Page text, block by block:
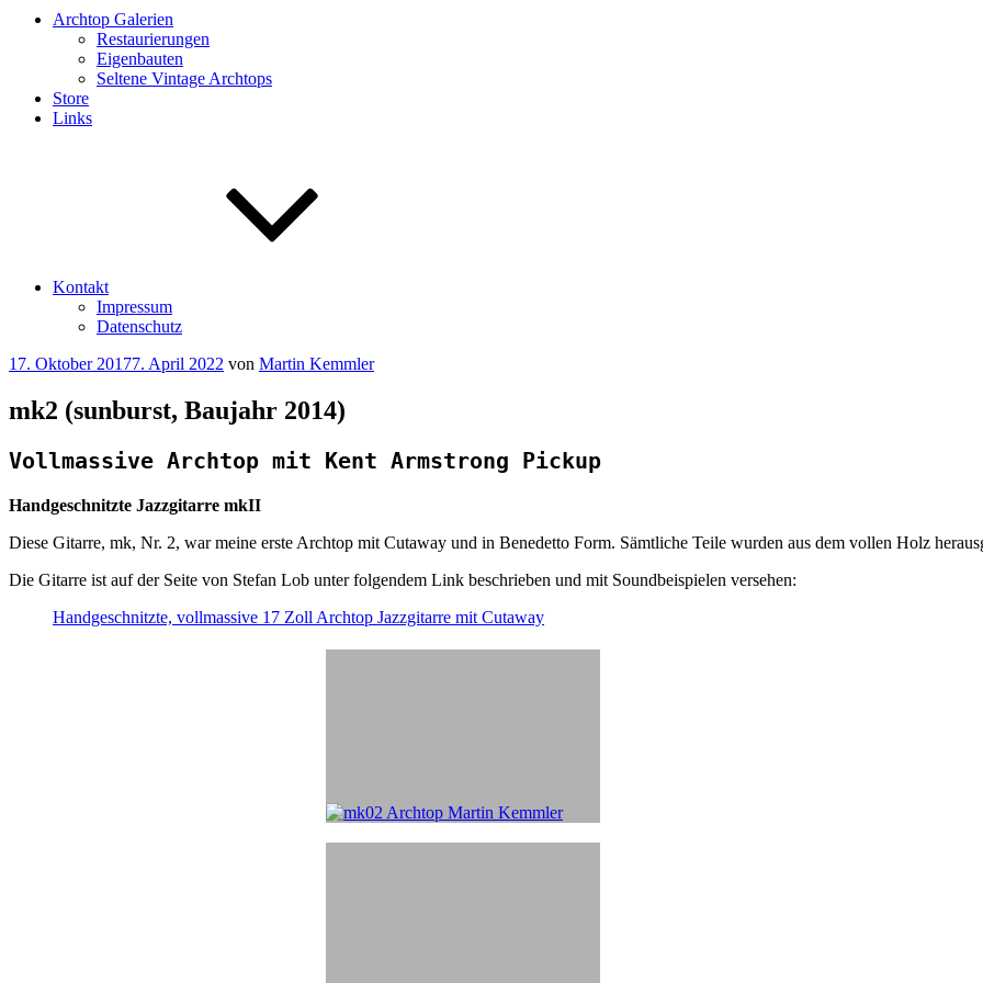
Archtop Galerien
Restaurierungen
Eigenbauten
Seltene Vintage Archtops
Store
Links
Kontakt
Impressum
Datenschutz
Veröffentlicht
17. Oktober 20177. April 2022 von Martin Kemmler
mk2 (sunburst, Baujahr 2014)
Vollmassive Archtop mit Kent Armstrong Pickup
Handgeschnitzte Jazzgitarre mkII
Diese Gitarre, mk, Nr. 2, war meine erste Archtop mit Cutaway und in Benedetto Form. Sämtliche Teile wurden aus dem vollen Holz
Die Gitarre ist auf der Seite von Stefan Lob unter folgendem Link beschrieben und mit Soundbeispielen versehen:
Handgeschnitzte, vollmassive 17 Zoll Archtop Jazzgitarre mit Cutaway